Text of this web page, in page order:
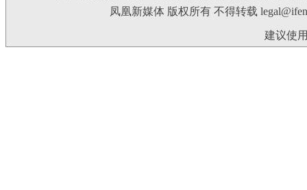
凤凰新媒体 版权所有 不得转载
建议使